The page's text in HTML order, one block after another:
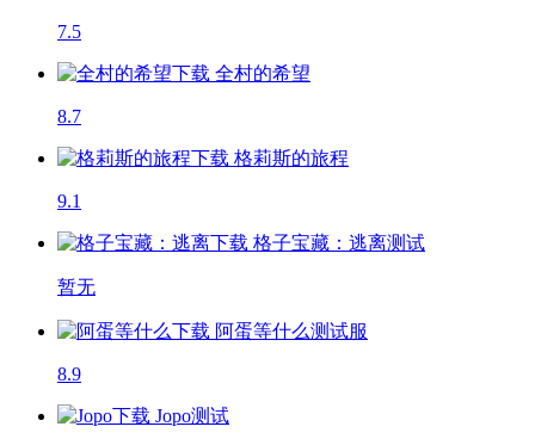
7.5
全村的希望
8.7
格莉斯的旅程
9.1
格子宝藏：逃离测试
暂无
阿蛋等什么测试服
8.9
Jopo测试